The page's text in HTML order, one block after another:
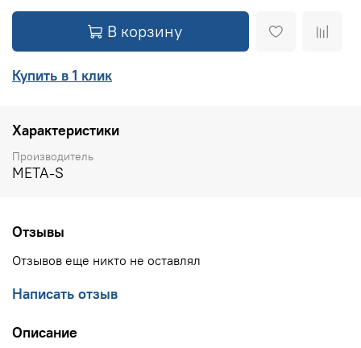
В корзину
Купить в 1 клик
Характеристики
Производитель
META-S
Отзывы
Отзывов еще никто не оставлял
Написать отзыв
Описание